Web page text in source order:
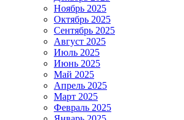
Ноябрь 2025
Октябрь 2025
Сентябрь 2025
Август 2025
Июль 2025
Июнь 2025
Май 2025
Апрель 2025
Март 2025
Февраль 2025